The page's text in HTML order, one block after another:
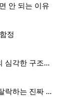
안 되는 이유
정
집을 사기 전에 반드시 알아야 할 것 - 주택의 심각한 구조적 결함 식별하기
은행은 알려주지 않는, SBA 융자 심사에서 탈락하는 진짜 이유